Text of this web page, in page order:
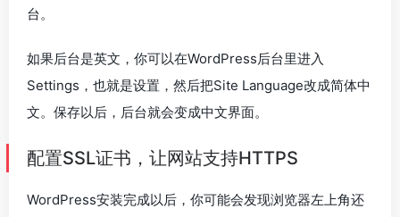
台。
如果后台是英文，你可以在WordPress后台里进入
Settings，也就是设置，然后把Site Language改成简体中
文。保存以后，后台就会变成中文界面。
配置SSL证书，让网站支持HTTPS
WordPress安装完成以后，你可能会发现浏览器左上角还